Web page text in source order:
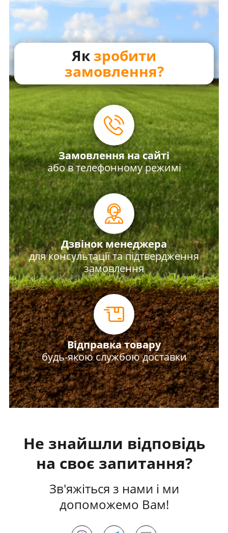
Як зробити
замовлення?
Замовлення на сайті
або в телефонному режимі
Дзвінок менеджера
для консультації та підтвердження
замовлення
Відправка товару
будь-якою службою доставки
Не знайшли відповідь
на своє запитання?
Зв'яжіться з нами і ми
допоможемо Вам!